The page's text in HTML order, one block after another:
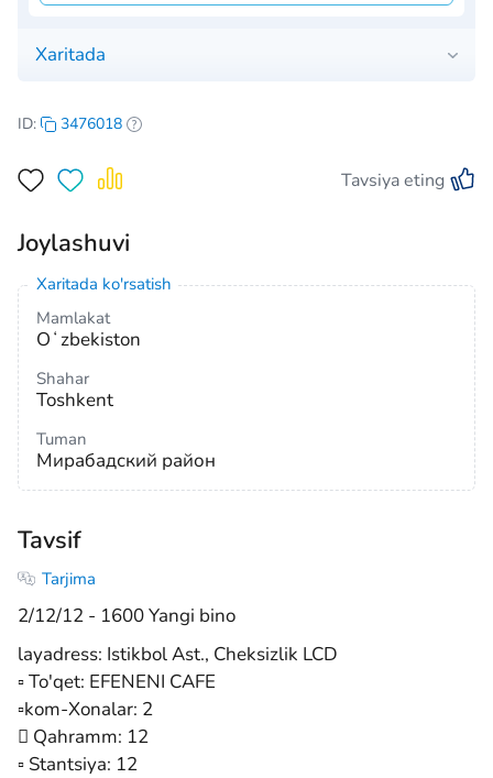
Xaritada
ID: 3476018
Tavsiya eting
Joylashuvi
Xaritada ko'rsatish
Mamlakat
Oʻzbekiston
Shahar
Toshkent
Tuman
Мирабадский район
Tavsif
Tarjima
2/12/12 - 1600 Yangi bino
layadress: Istikbol Ast., Cheksizlik LCD
▫️ To'qet: EFENENI CAFE
▫️kom-Xonalar: 2
 Qahramm: 12
▫️ Stantsiya: 12